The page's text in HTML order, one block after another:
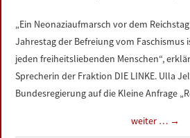
IMPRESSUM
„Ein Neonaziaufmarsch vor dem
Jahrestag der Befreiung vom
jeden freiheitsliebenden Menschen“,
Sprecherin der Fraktion DIE LINKE. Ulla
Bundesregierung auf die Kleine Anfrage
weiter … →